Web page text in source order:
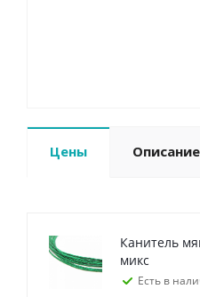
Цены Описание
Канитель
микс
Есть в